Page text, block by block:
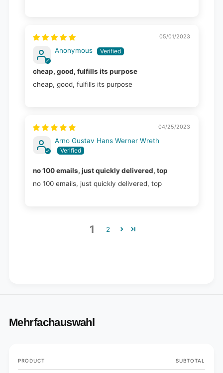
05/01/2023
Anonymous
cheap, good, fulfills its purpose
cheap, good, fulfills its purpose
04/25/2023
Arno Gustav Hans Werner Wreth
no 100 emails, just quickly delivered, top
no 100 emails, just quickly delivered, top
1 2
Mehrfachauswahl
Your
cart
PRODUCT SUBTOTAL